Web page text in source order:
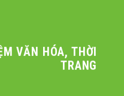
VĂN HÓA, THỜI
TRANG